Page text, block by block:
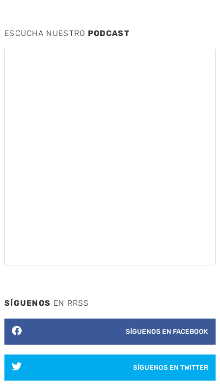
ESCUCHA NUESTRO PODCAST
SÍGUENOS EN RRSS
SÍGUENOS EN FACEBOOK
SÍGUENOS EN TWITTER